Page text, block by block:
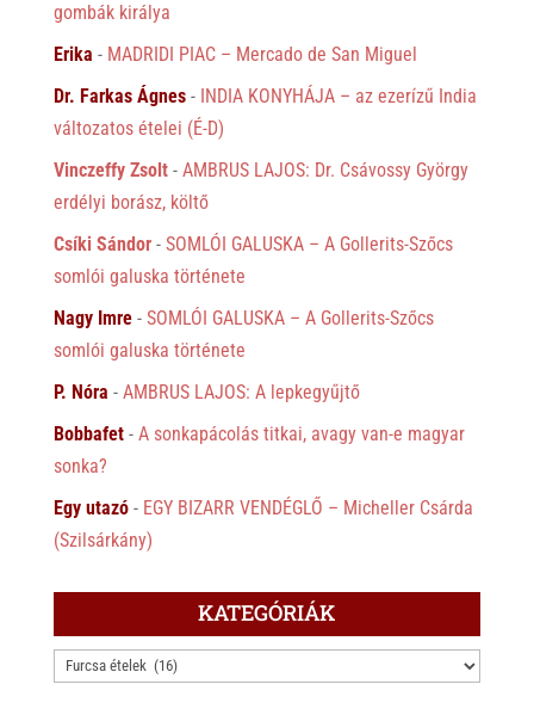
gombák királya
Erika - MADRIDI PIAC – Mercado de San Miguel
Dr. Farkas Ágnes- INDIA KONYHÁJA – az ezerízű India
változatos ételei (É-D)
Vinczeffy Zsolt- AMBRUS LAJOS: Dr. Csávossy György
erdélyi borász, költő
Csíki Sándor- SOMLÓI GALUSKA – A Gollerits-Szőcs
somlói galuska története
Nagy Imre- SOMLÓI GALUSKA – A Gollerits-Szőcs
somlói galuska története
P. Nóra - AMBRUS LAJOS: A lepkegyűjtő
Bobbafet- A sonkapácolás titkai, avagy van-e magyar
sonka?
Egy utazó- EGY BIZARR VENDÉGLŐ – Micheller Csárda
(Szilsárkány)
KATEGÓRIÁK
KATEGÓRIÁK